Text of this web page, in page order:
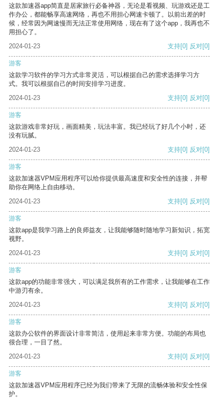
这款加速器app简直是居家旅行必备神器，无论是看视频、玩游戏还是工
作办公，都能畅享高速网络，再也不用担心网速卡顿了。以前出差的时
候，经常因为网速慢而无法正常使用网络，现在有了这个app，我再也不
用担心了。
2024-01-23
支持[0] 反对[0]
游客
这款学习软件的学习方式非常灵活，可以根据自己的需求选择学习方
式。我可以根据自己的时间安排学习进度。
2024-01-23
支持[0] 反对[0]
游客
这款游戏非常好玩，画面精美，玩法丰富。我已经玩了好几个小时，还
没有玩腻。
2024-01-23
支持[0] 反对[0]
游客
这款加速器VPM应用程序可以给你提供最高速度和安全性的连接，并帮
助你在网络上自由移动。
2024-01-23
支持[0] 反对[0]
游客
这款app是我学习路上的良师益友，让我能够随时随地学习新知识，拓宽
视野。
2024-01-23
支持[0] 反对[0]
游客
这款app的功能非常强大，可以满足我所有的工作需求，让我能够在工作
中游刃有余。
2024-01-23
支持[0] 反对[0]
游客
这款办公软件的界面设计非常简洁，使用起来非常方便。功能的布局也
很合理，一目了然。
2024-01-23
支持[0] 反对[0]
游客
这款加速器VPM应用程序已经为我们带来了无限的流畅体验和安全性保
护。